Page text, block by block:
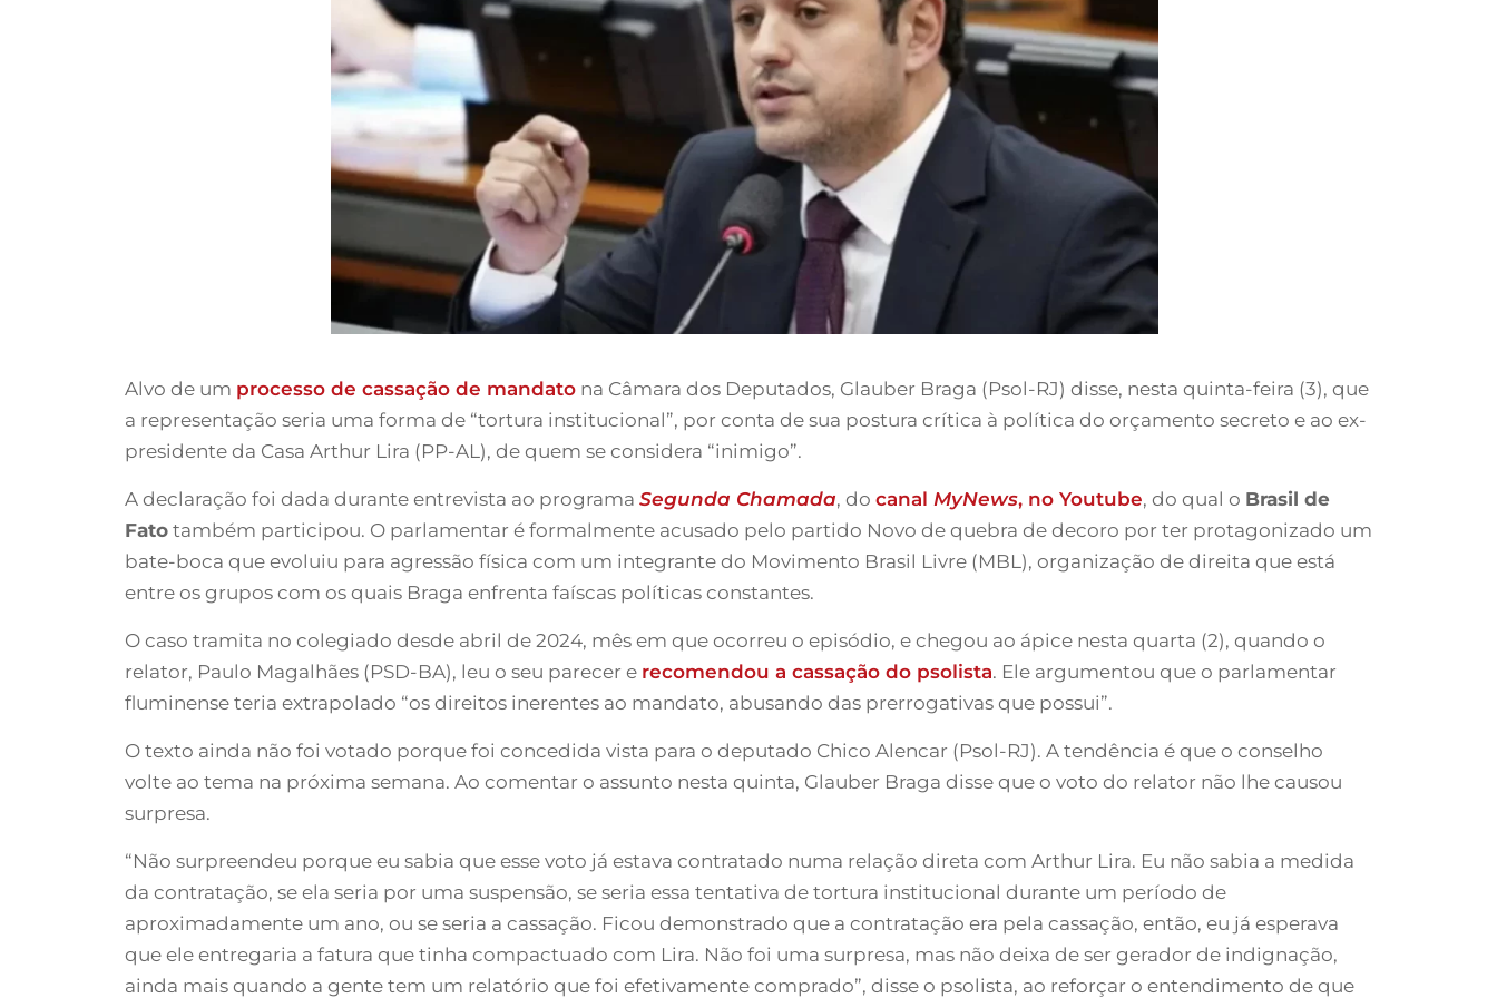
Alvo de um processo de cassação de mandato na Câmara dos Deputados, Glauber Braga (Psol-RJ) disse, nesta quinta-feira (3), que
a representação seria uma forma de “tortura institucional”, por conta de sua postura crítica à política do orçamento secreto e ao ex-
presidente da Casa Arthur Lira (PP-AL), de quem se considera “inimigo”.
A declaração foi dada durante entrevista ao programa Segunda Chamada, do canal MyNews, no Youtube, do qual o Brasil de
Fato também participou. O parlamentar é formalmente acusado pelo partido Novo de quebra de decoro por ter protagonizado um
bate-boca que evoluiu para agressão física com um integrante do Movimento Brasil Livre (MBL), organização de direita que está
entre os grupos com os quais Braga enfrenta faíscas políticas constantes.
O caso tramita no colegiado desde abril de 2024, mês em que ocorreu o episódio, e chegou ao ápice nesta quarta (2), quando o
relator, Paulo Magalhães (PSD-BA), leu o seu parecer e recomendou a cassação do psolista. Ele argumentou que o parlamentar
fluminense teria extrapolado “os direitos inerentes ao mandato, abusando das prerrogativas que possui”.
O texto ainda não foi votado porque foi concedida vista para o deputado Chico Alencar (Psol-RJ). A tendência é que o conselho
volte ao tema na próxima semana. Ao comentar o assunto nesta quinta, Glauber Braga disse que o voto do relator não lhe causou
surpresa.
“Não surpreendeu porque eu sabia que esse voto já estava contratado numa relação direta com Arthur Lira. Eu não sabia a medida
da contratação, se ela seria por uma suspensão, se seria essa tentativa de tortura institucional durante um período de
aproximadamente um ano, ou se seria a cassação. Ficou demonstrado que a contratação era pela cassação, então, eu já esperava
que ele entregaria a fatura que tinha compactuado com Lira. Não foi uma surpresa, mas não deixa de ser gerador de indignação,
ainda mais quando a gente tem um relatório que foi efetivamente comprado”, disse o psolista, ao reforçar o entendimento de que